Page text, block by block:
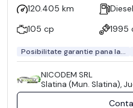
120.405 km Diesel
105 cp
1995
Posibilitate garantie pana la...
NICODEM SRL
Slatina (Mun. Slatina),